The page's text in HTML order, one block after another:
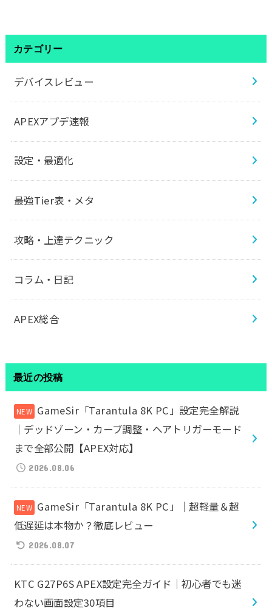
カテゴリー
デバイスレビュー
APEXアプデ速報
設定・最適化
最強Tier表・メタ
攻略・上達テクニック
コラム・日記
APEX総合
最近の投稿
GameSir「Tarantula 8K PC」設定完全解説
｜デッドゾーン・カーブ調整・ヘアトリガーモード
まで全部公開【APEX対応】
2026.08.06
GameSir「Tarantula 8K PC」｜超軽量＆超
低遅延は本物か？徹底レビュー
2026.08.07
KTC G27P6S APEX設定完全ガイド｜初心者でも迷
わない画面設定30項目